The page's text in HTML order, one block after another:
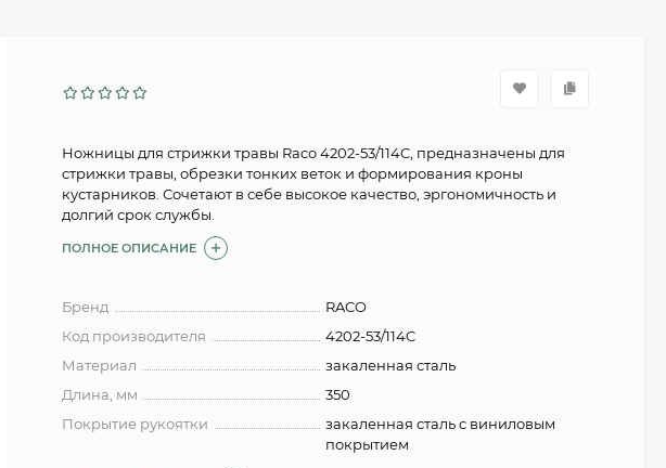
Ножницы для стрижки травы Raco 4202-53/114C, предназначены для
стрижки травы, обрезки тонких веток и формирования кроны
кустарников. Сочетают в себе высокое качество, эргономичность и
долгий срок службы.
ПОЛНОЕ ОПИСАНИЕ
Бренд
RACO
Код производителя
4202-53/114C
Материал
закаленная сталь
Длина, мм
350
Покрытие рукоятки
закаленная сталь с виниловым
покрытием